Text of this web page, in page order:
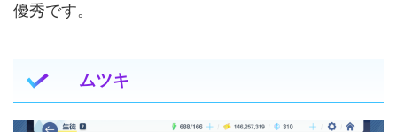
優秀です。
ムツキ